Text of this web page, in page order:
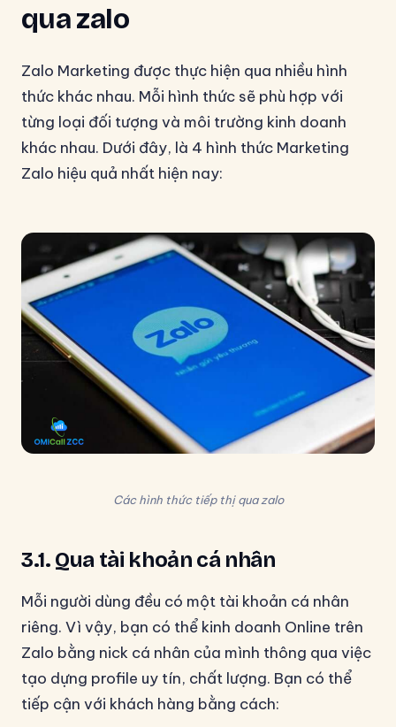
qua zalo
Zalo Marketing được thực hiện qua nhiều hình
thức khác nhau. Mỗi hình thức sẽ phù hợp với
từng loại đối tượng và môi trường kinh doanh
khác nhau. Dưới đây, là 4 hình thức Marketing
Zalo hiệu quả nhất hiện nay:
Các hình thức tiếp thị qua zalo
3.1. Qua tài khoản cá nhân
Mỗi người dùng đều có một tài khoản cá nhân
riêng. Vì vậy, bạn có thể kinh doanh Online trên
Zalo bằng nick cá nhân của mình thông qua việc
tạo dựng profile uy tín, chất lượng. Bạn có thể
tiếp cận với khách hàng bằng cách: